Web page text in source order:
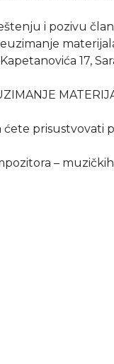
i pozivu
17,
ćete prisustvovati
–